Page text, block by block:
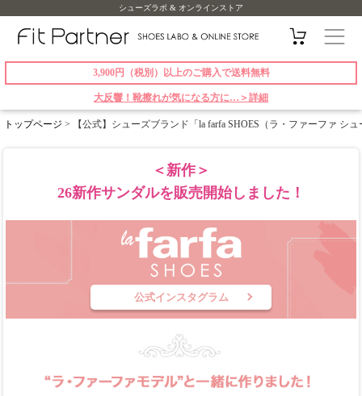
シューズラボ & オンラインストア
3,900円（税別）以上のご購入で送料無料
大反響！靴擦れが気になる方に…＞詳細
トップページ > 【公式】シューズブランド「la farfa SHOES（ラ・ファーファ シ
＜新作＞
26新作サンダルを販売開始しました！
公式インスタグラム